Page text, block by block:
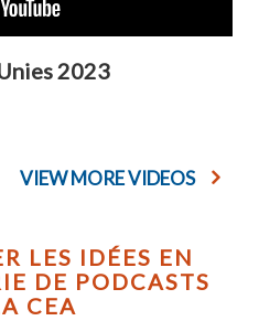
2023
VIEW MORE VIDEOS
LES IDÉES EN
DE PODCASTS
CEA